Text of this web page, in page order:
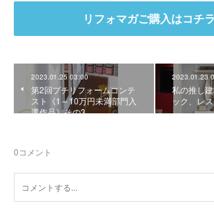
リフォマガご購入はコチラ
2023.01.25 03:00
第2回プチリフォームコンテ
スト《1～10万円未満部門入
選作品》その3
2023.01.23
私の推し
ック、レ
0コメント